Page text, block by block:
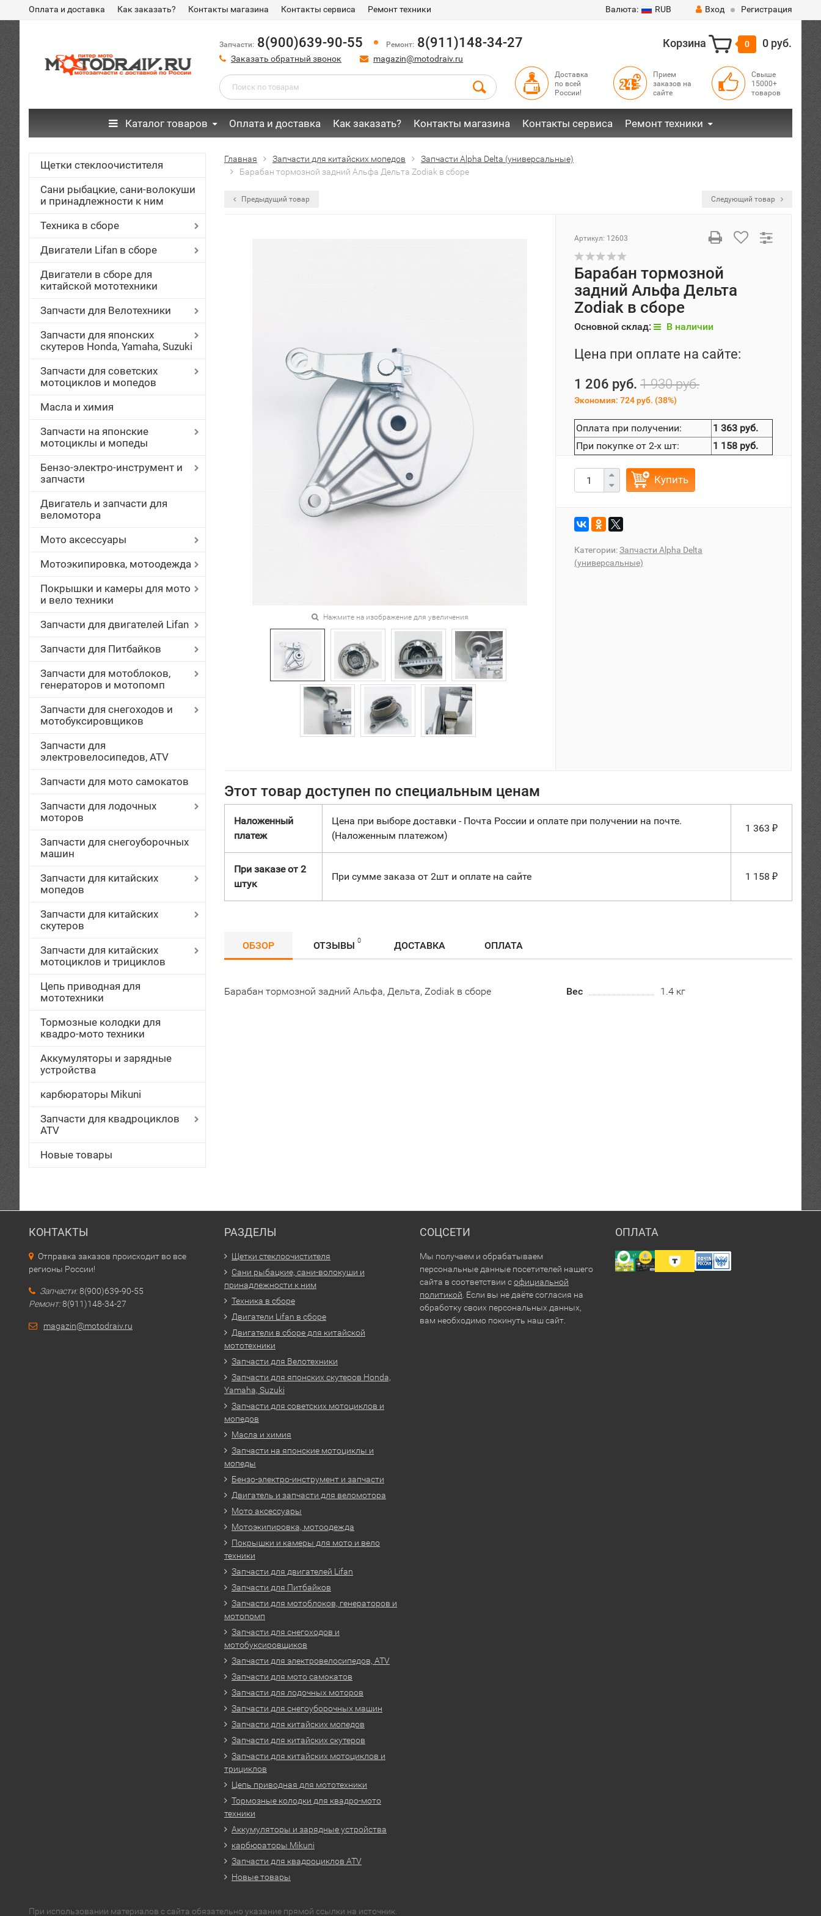
Оплата и доставка Как заказать? Контакты магазина Контакты сервиса Ремонт техники Валюта: RUB Вход Регистрация
Запчасти: 8(900)639-90-55 Ремонт: 8(911)148-34-27
Заказать обратный звонок magazin@motodraiv.ru
Корзина 0 0 руб.
Доставка
по всей
России!
Прием
заказов на
сайте
Свыше
15000+
товаров
Каталог товаров Оплата и доставка Как заказать? Контакты магазина Контакты сервиса Ремонт техники
Щетки стеклоочистителя
Сани рыбацкие, сани-волокуши
и принадлежности к ним
Техника в сборе
Двигатели Lifan в сборе
Двигатели в сборе для
китайской мототехники
Запчасти для Велотехники
Запчасти для японских
скутеров Honda, Yamaha, Suzuki
Запчасти для советских
мотоциклов и мопедов
Масла и химия
Запчасти на японские
мотоциклы и мопеды
Бензо-электро-инструмент и
запчасти
Двигатель и запчасти для
веломотора
Мото аксессуары
Мотоэкипировка, мотоодежда
Покрышки и камеры для мото
и вело техники
Запчасти для двигателей Lifan
Запчасти для Питбайков
Запчасти для мотоблоков,
генераторов и мотопомп
Запчасти для снегоходов и
мотобуксировщиков
Запчасти для
электровелосипедов, ATV
Запчасти для мото самокатов
Запчасти для лодочных
моторов
Запчасти для снегоуборочных
машин
Запчасти для китайских
мопедов
Запчасти для китайских
скутеров
Запчасти для китайских
мотоциклов и трициклов
Цепь приводная для
мототехники
Тормозные колодки для
квадро-мото техники
Аккумуляторы и зарядные
устройства
карбюраторы Mikuni
Запчасти для квадроциклов
ATV
Новые товары
Главная Запчасти для китайских мопедов
Запчасти Alpha Delta (универсальные)
Барабан тормозной задний Альфа Дельта Zodiak в сборе
Предыдущий товар Следующий товар
Нажмите на изображение для увеличения
Артикул: 12603
Барабан тормозной
задний Альфа Дельта
Zodiak в сборе
Основной склад: В наличии
Цена при оплате на сайте:
1 206 руб. 1 930 руб.
Экономия: 724 руб. (38%)
Оплата при получении:
1 363 руб.
При покупке от 2-х шт:
1 158 руб.
Купить
Категории:Запчасти Alpha Delta
(универсальные)
Этот товар доступен по специальным ценам
Наложенный
платеж
Цена при выборе доставки - Почта России и оплате при получении на почте.
(Наложенным платежом)
1 363 ₽
При заказе от 2
штук
При сумме заказа от 2шт и оплате на сайте 1 158 ₽
ОБЗОР ОТЗЫВЫ 0 ДОСТАВКА ОПЛАТА
Барабан тормозной задний Альфа, Дельта, Zodiak в сборе Вес 1.4 кг
КОНТАКТЫ
Отправка заказов происходит во все
регионы России!
Запчасти:8(900)639-90-55
Ремонт:8(911)148-34-27
magazin@motodraiv.ru
РАЗДЕЛЫ
Щетки стеклоочистителя
Сани рыбацкие, сани-волокуши и
принадлежности к ним
Техника в сборе
Двигатели Lifan в сборе
Двигатели в сборе для китайской
мототехники
Запчасти для Велотехники
Запчасти для японских скутеров Honda,
Yamaha, Suzuki
Запчасти для советских мотоциклов и
мопедов
Масла и химия
Запчасти на японские мотоциклы и
мопеды
Бензо-электро-инструмент и запчасти
Двигатель и запчасти для веломотора
Мото аксессуары
Мотоэкипировка, мотоодежда
Покрышки и камеры для мото и вело
техники
Запчасти для двигателей Lifan
Запчасти для Питбайков
Запчасти для мотоблоков, генераторов и
мотопомп
Запчасти для снегоходов и
мотобуксировщиков
Запчасти для электровелосипедов, ATV
Запчасти для мото самокатов
Запчасти для лодочных моторов
Запчасти для снегоуборочных машин
Запчасти для китайских мопедов
Запчасти для китайских скутеров
Запчасти для китайских мотоциклов и
трициклов
Цепь приводная для мототехники
Тормозные колодки для квадро-мото
техники
Аккумуляторы и зарядные устройства
карбюраторы Mikuni
Запчасти для квадроциклов ATV
Новые товары
СОЦСЕТИ
Мы получаем и обрабатываем
персональные данные посетителей нашего
сайта в соответствии софициальной
политикой . Если вы не даёте согласия на
обработку своих персональных данных,
вам необходимо покинуть наш сайт.
ОПЛАТА
При использовании материалов с сайта обязательно указание прямой ссылки на источник.